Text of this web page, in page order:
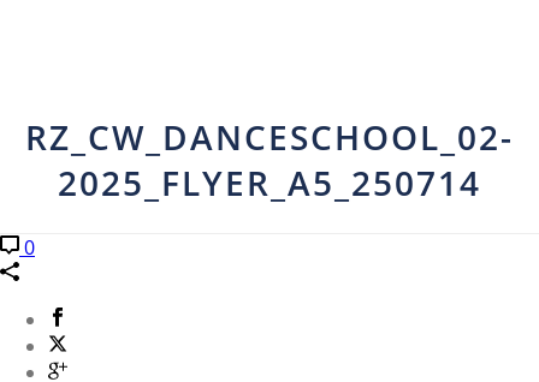
RZ_CW_DANCESCHOOL_02-
2025_FLYER_A5_250714
0